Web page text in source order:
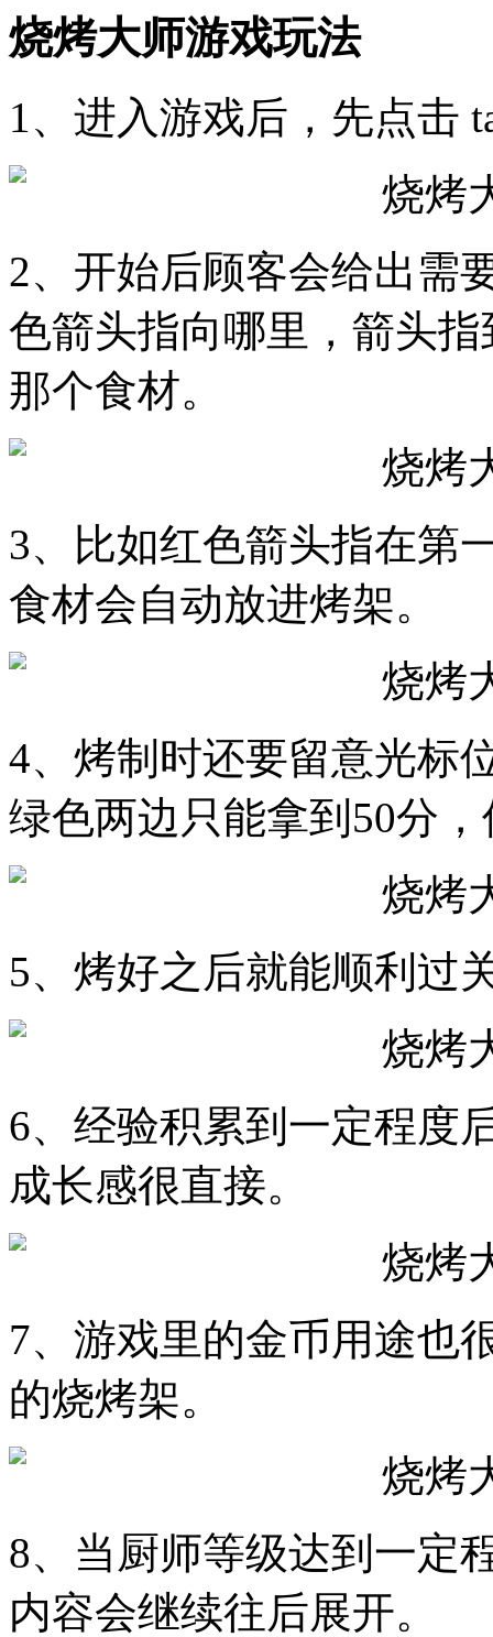
烧烤大师游戏玩法
1、进入游戏后，先点击
2、开始后顾客会给出需
色箭头指向哪里，箭头
那个食材。
3、比如红色箭头指在第
食材会自动放进烤架。
4、烤制时还要留意光标
绿色两边只能拿到50分
5、烤好之后就能顺利过
6、经验积累到一定程度
成长感很直接。
7、游戏里的金币用途也
的烧烤架。
8、当厨师等级达到一定
内容会继续往后展开。